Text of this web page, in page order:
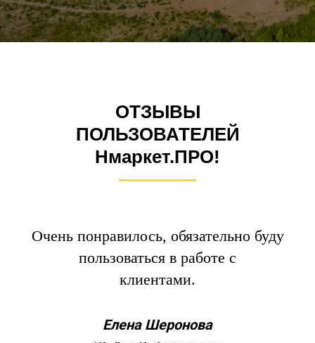
ОТЗЫВЫ
ПОЛЬЗОВАТЕЛЕЙ
Нмаркет.ПРО!
Очень понравилось, обязательно буду
пользоваться в работе с
клиентами.
ЕленаШеронова